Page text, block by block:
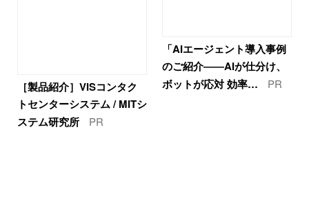
［製品紹介］VISコンタク
トセンターシステム / MITシ
ステム研究所
PR
「AIエージェント導入事例
のご紹介――AIが仕分け、
ボットが応対 効率…
PR